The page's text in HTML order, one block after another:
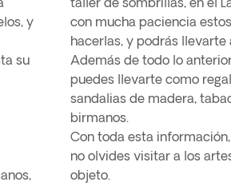
y
su
con mucha paciencia
hacerlas, y podrás
Además de todo lo
puedes llevarte como
sandalias de madera,
birmanos.
Con toda esta
no olvides visitar a los
objeto.